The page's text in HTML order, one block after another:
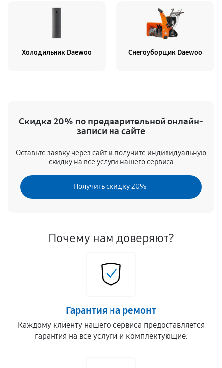
Холодильник Daewoo Снегоуборщик Daewoo
Скидка 20% по предварительной онлайн-
записи на сайте
Оставьте заявку через сайт и получите индивидуальную
скидку на все услуги нашего сервиса
Получить скидку 20%
Почему нам доверяют?
Гарантия на ремонт
Каждому клиенту нашего сервиса предоставляется
гарантия на все услуги и комплектующие.